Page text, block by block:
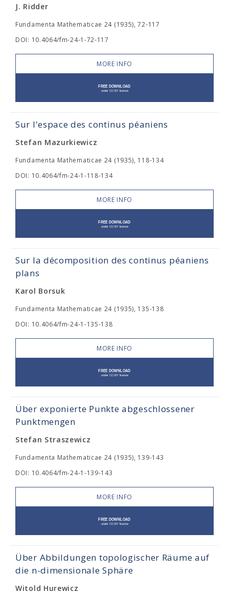
J. Ridder
Fundamenta Mathematicae 24 (1935), 72-117
DOI: 10.4064/fm-24-1-72-117
MORE INFO
Sur l'espace des continus péaniens
Stefan Mazurkiewicz
Fundamenta Mathematicae 24 (1935), 118-134
DOI: 10.4064/fm-24-1-118-134
MORE INFO
Sur la décomposition des continus péaniens
plans
Karol Borsuk
Fundamenta Mathematicae 24 (1935), 135-138
DOI: 10.4064/fm-24-1-135-138
MORE INFO
Über exponierte Punkte abgeschlossener
Punktmengen
Stefan Straszewicz
Fundamenta Mathematicae 24 (1935), 139-143
DOI: 10.4064/fm-24-1-139-143
MORE INFO
Über Abbildungen topologischer Räume auf
die n-dimensionale Sphäre
Witold Hurewicz